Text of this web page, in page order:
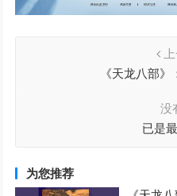
上
《天龙八部
没
已是
为您推荐